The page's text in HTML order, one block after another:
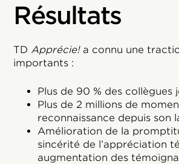
Résultats
TD Apprécie!a connu une
importants :
Plus de 90 % des collègues
Plus de 2 millions de
reconnaissance depuis son
Amélioration de la
sincérité de l’appréciation
augmentation des